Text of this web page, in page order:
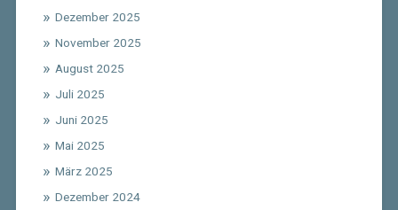
Dezember 2025
November 2025
August 2025
Juli 2025
Juni 2025
Mai 2025
März 2025
Dezember 2024